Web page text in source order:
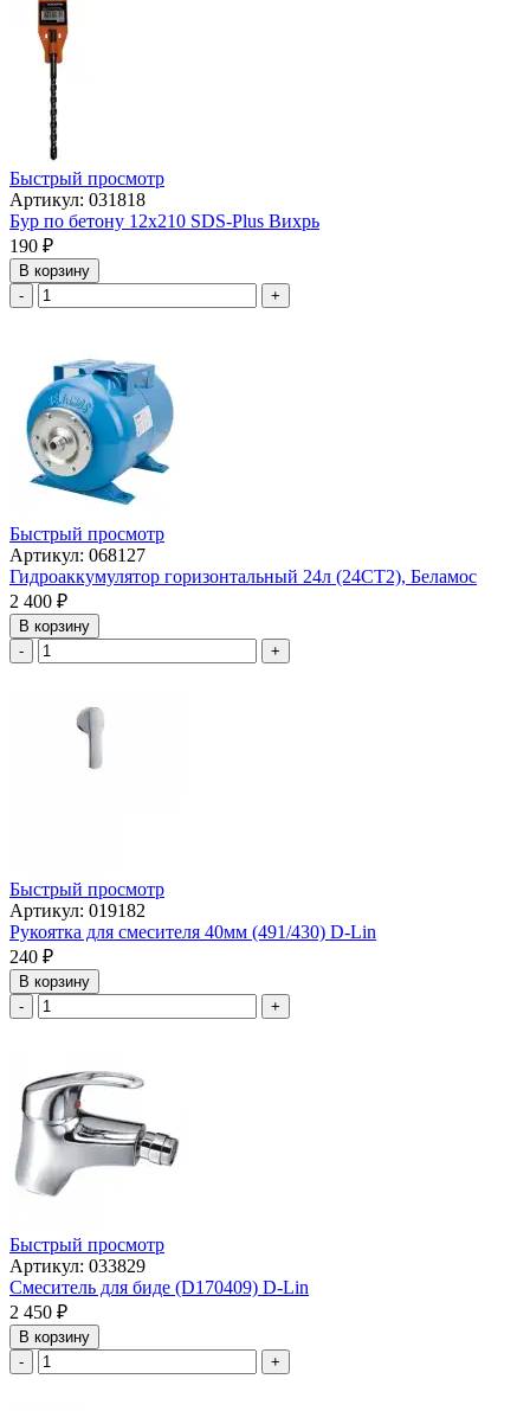
Быстрый просмотр
Артикул: 031818
Бур по бетону 12х210 SDS-Plus Вихрь
190 ₽
В корзину
-
+
Быстрый просмотр
Артикул: 068127
Гидроаккумулятор горизонтальный 24л (24СТ2), Беламос
2 400 ₽
В корзину
-
+
Быстрый просмотр
Артикул: 019182
Рукоятка для смесителя 40мм (491/430) D-Lin
240 ₽
В корзину
-
+
Быстрый просмотр
Артикул: 033829
Смеситель для биде (D170409) D-Lin
2 450 ₽
В корзину
-
+